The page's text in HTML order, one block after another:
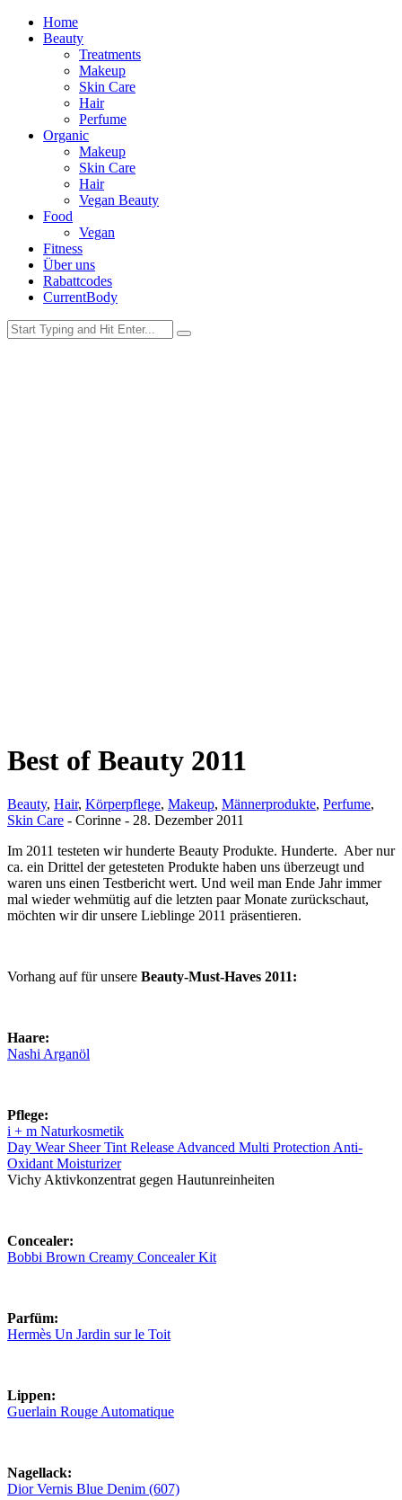
Home
Beauty
Treatments
Makeup
Skin Care
Hair
Perfume
Organic
Makeup
Skin Care
Hair
Vegan Beauty
Food
Vegan
Fitness
Über uns
Rabattcodes
CurrentBody
Best of Beauty 2011
Beauty, Hair, Körperpflege, Makeup, Männerprodukte, Perfume,
Skin Care - Corinne - 28. Dezember 2011
Im 2011 testeten wir hunderte Beauty Produkte. Hunderte. Aber nur
ca. ein Drittel der getesteten Produkte haben uns überzeugt und
waren uns einen Testbericht wert. Und weil man Ende Jahr immer
mal wieder wehmütig auf die letzten paar Monate zurückschaut,
möchten wir dir unsere Lieblinge 2011 präsentieren.
Vorhang auf für unsere Beauty-Must-Haves 2011:
Haare:
Nashi Arganöl
Pflege:
i + m Naturkosmetik
Day Wear Sheer Tint Release Advanced Multi Protection Anti-
Oxidant Moisturizer
Vichy Aktivkonzentrat gegen Hautunreinheiten
Concealer:
Bobbi Brown Creamy Concealer Kit
Parfüm:
Hermès Un Jardin sur le Toit
Lippen:
Guerlain Rouge Automatique
Nagellack:
Dior Vernis Blue Denim (607)